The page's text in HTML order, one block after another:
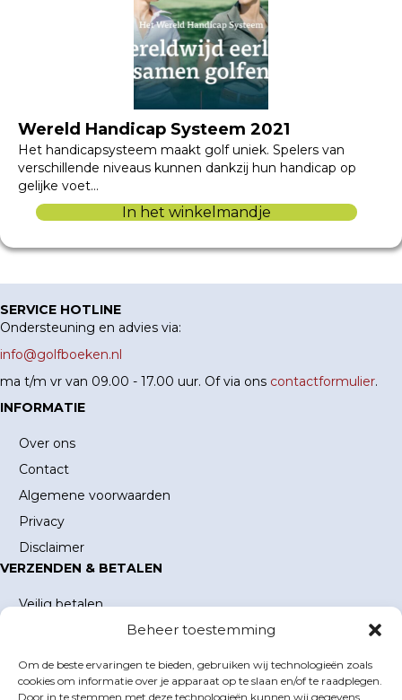
Beheer toestemming
Om de beste ervaringen te bieden, gebruiken wij technologieën zoals
cookies om informatie over je apparaat op te slaan en/of te raadplegen.
Door in te stemmen met deze technologieën kunnen wij gegevens
Wereld Handicap Systeem 2021
Het handicapsysteem maakt golf uniek. Spelers van
verschillende niveaus kunnen dankzij hun handicap op
gelijke voet…
In het winkelmandje
SERVICE HOTLINE
Ondersteuning en advies via:
info@golfboeken.nl
ma t/m vr van 09.00 - 17.00 uur. Of via ons contactformulier.
INFORMATIE
Over ons
Contact
Algemene voorwaarden
Privacy
Disclaimer
VERZENDEN & BETALEN
Veilig betalen
Verzending en verzendkosten
MIJN ACCOUNT